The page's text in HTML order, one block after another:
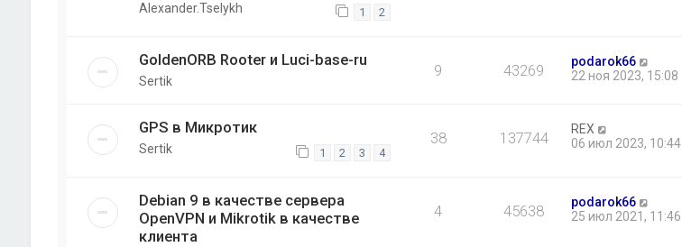
Alexander.Tselykh 1 2
GoldenORB Rooter и Luci-base-ru
Sertik
9 43269
podarok66
22 ноя 2023, 15:08
GPS в Микротик
Sertik 1 2 3 4
38 137744
REX
06 июл 2023, 10:44
Debian 9 в качестве сервера
OpenVPN и Mikrotik в качестве
клиента
4 45638
podarok66
25 июл 2021, 11:46